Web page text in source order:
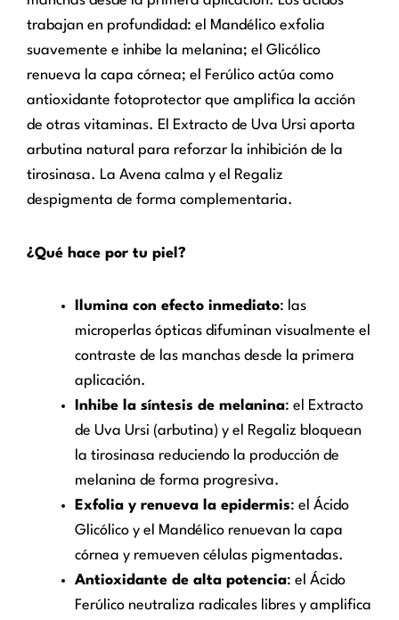
trabajan en profundidad: el Mandélico exfolia
suavemente e inhibe la melanina; el Glicólico
renueva la capa córnea; el Ferúlico actúa como
antioxidante fotoprotector que amplifica la acción
de otras vitaminas. El Extracto de Uva Ursi aporta
arbutina natural para reforzar la inhibición de la
tirosinasa. La Avena calma y el Regaliz
despigmenta de forma complementaria.
¿Qué hace por tu piel?
Ilumina con efecto inmediato: las
microperlas ópticas difuminan visualmente el
contraste de las manchas desde la primera
aplicación.
Inhibe la síntesis de melanina: el Extracto
de Uva Ursi (arbutina) y el Regaliz bloquean
la tirosinasa reduciendo la producción de
melanina de forma progresiva.
Exfolia y renueva la epidermis: el Ácido
Glicólico y el Mandélico renuevan la capa
córnea y remueven células pigmentadas.
Antioxidante de alta potencia: el Ácido
Ferúlico neutraliza radicales libres y amplifica